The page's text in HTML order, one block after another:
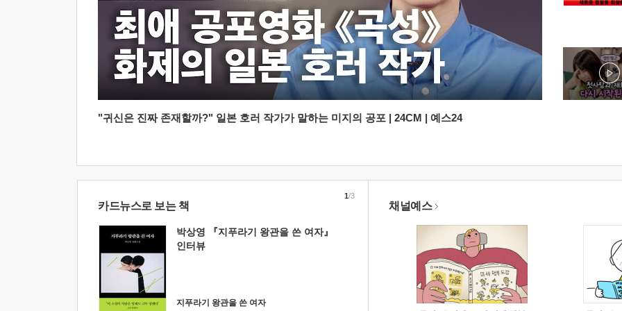
"귀신은 진짜 존재할까?" 일본 호러 작가가 말하는 미지의 공포 | 24CM | 예스24
카드뉴스로 보는 책
박상영 『지푸라기 왕관을 쓴 여자』
인터뷰
지푸라기 왕관을 쓴 여자
1/3
채널예스